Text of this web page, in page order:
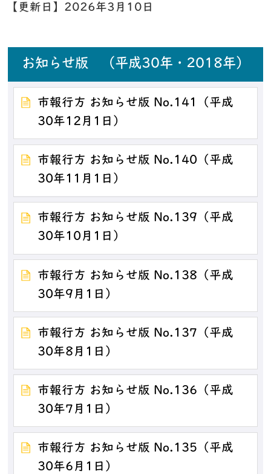
【更新日】 2026年3月10日
お知らせ版 （平成30年・2018年）
市報行方 お知らせ版 No.141（平成
30年12月1日）
市報行方 お知らせ版 No.140（平成
30年11月1日）
市報行方 お知らせ版 No.139（平成
30年10月1日）
市報行方 お知らせ版 No.138（平成
30年9月1日）
市報行方 お知らせ版 No.137（平成
30年8月1日）
市報行方 お知らせ版 No.136（平成
30年7月1日）
市報行方 お知らせ版 No.135（平成
30年6月1日）